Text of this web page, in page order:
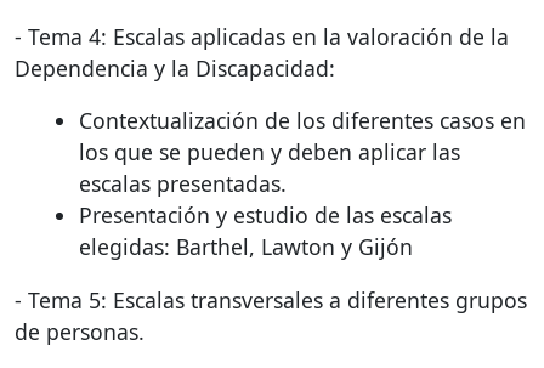
- Tema 4: Escalas aplicadas en la valoración de la
Dependencia y la Discapacidad:
Contextualización de los diferentes casos en
los que se pueden y deben aplicar las
escalas presentadas.
Presentación y estudio de las escalas
elegidas: Barthel, Lawton y Gijón
- Tema 5: Escalas transversales a diferentes grupos
de personas.